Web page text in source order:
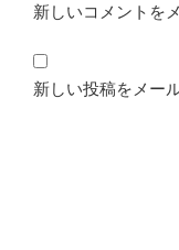
新しいコメントを
新しい投稿をメー